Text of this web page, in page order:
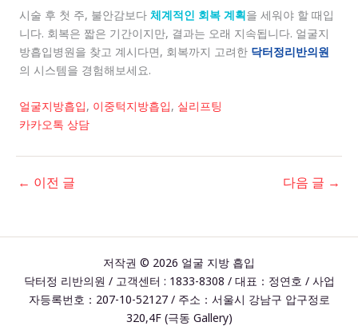
시술 후 첫 주, 불안감보다 체계적인 회복 계획을 세워야 할 때입
니다. 회복은 짧은 기간이지만, 결과는 오래 지속됩니다. 얼굴지
방흡입병원을 찾고 계시다면, 회복까지 고려한 닥터정리반의원
의 시스템을 경험해보세요.
얼굴지방흡입, 이중턱지방흡입, 실리프팅
카카오톡 상담
← 이전 글 다음 글 →
저작권 © 2026 얼굴 지방 흡입
닥터정 리반의원 / 고객센터 : 1833-8308 / 대표：정연호 / 사업
자등록번호：207-10-52127 / 주소：서울시 강남구 압구정로
320,4F (극동 Gallery)